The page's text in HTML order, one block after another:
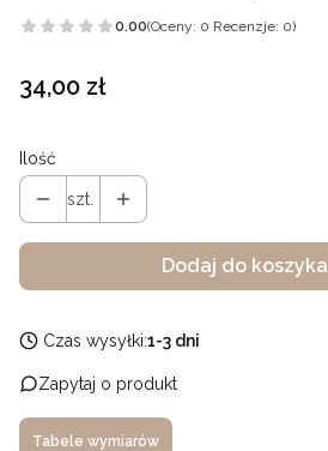
0.00(Oceny: 0 Recenzje: 0)
Cena
34,00 zł
Ilość
szt.
Dodaj do koszyka
Czas wysyłki:1-3 dni
Zapytaj o produkt
Tabele wymiarów